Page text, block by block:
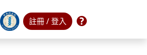
註冊 / 登入